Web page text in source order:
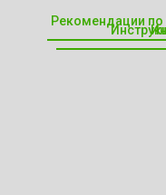
Рекомендации по